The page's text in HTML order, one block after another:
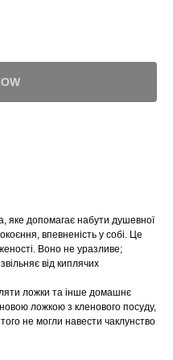
яке допомагає набути душевної
впевненість у собі. Це
Воно не уразливе;
від киплячих
ложки та інше домашнє
ложкою з кленового посуду,
не могли навести чаклунство